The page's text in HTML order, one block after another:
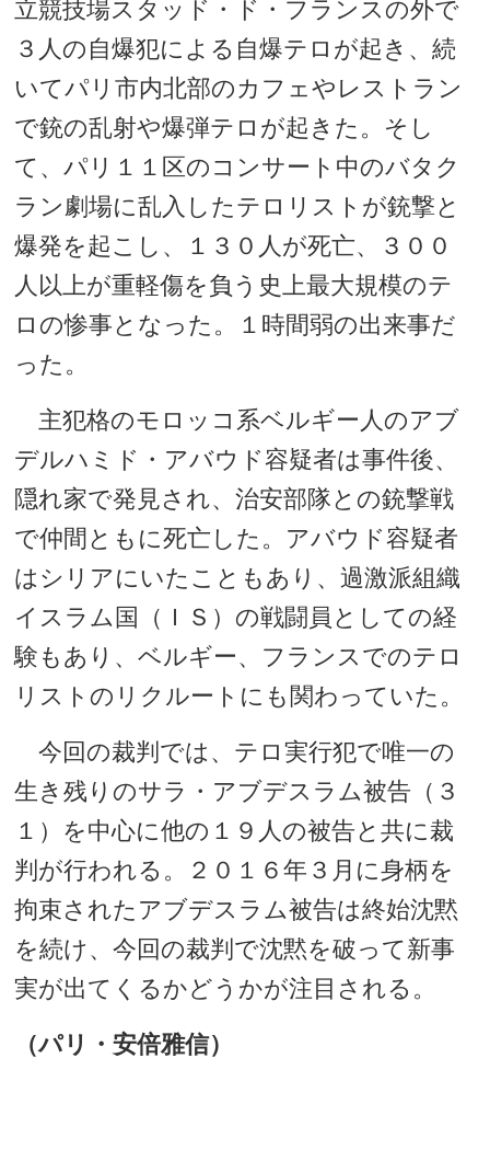
立競技場スタッド・ド・フランスの外で
３人の自爆犯による自爆テロが起き、続
いてパリ市内北部のカフェやレストラン
で銃の乱射や爆弾テロが起きた。そし
て、パリ１１区のコンサート中のバタク
ラン劇場に乱入したテロリストが銃撃と
爆発を起こし、１３０人が死亡、３００
人以上が重軽傷を負う史上最大規模のテ
ロの惨事となった。１時間弱の出来事だ
った。
主犯格のモロッコ系ベルギー人のアブ
デルハミド・アバウド容疑者は事件後、
隠れ家で発見され、治安部隊との銃撃戦
で仲間ともに死亡した。アバウド容疑者
はシリアにいたこともあり、過激派組織
イスラム国（ＩＳ）の戦闘員としての経
験もあり、ベルギー、フランスでのテロ
リストのリクルートにも関わっていた。
今回の裁判では、テロ実行犯で唯一の
生き残りのサラ・アブデスラム被告（３
１）を中心に他の１９人の被告と共に裁
判が行われる。２０１６年３月に身柄を
拘束されたアブデスラム被告は終始沈黙
を続け、今回の裁判で沈黙を破って新事
実が出てくるかどうかが注目される。
（パリ・安倍雅信）